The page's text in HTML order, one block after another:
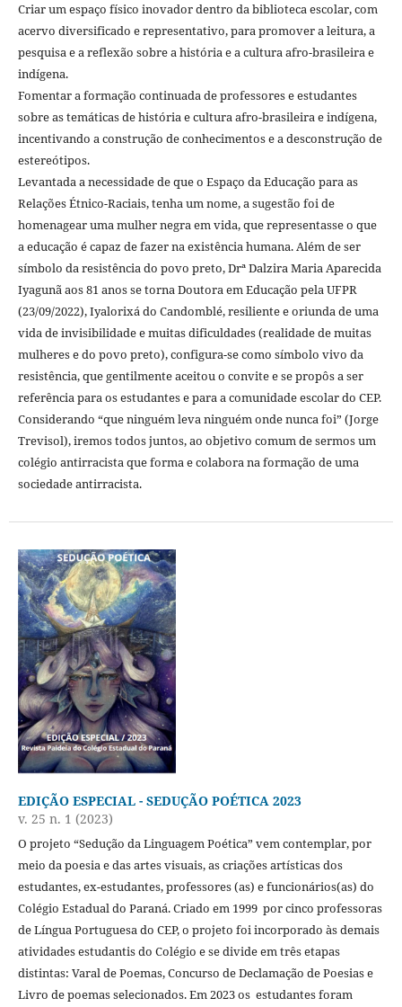
Criar um espaço físico inovador dentro da biblioteca escolar, com
acervo diversificado e representativo, para promover a leitura, a
pesquisa e a reflexão sobre a história e a cultura afro-brasileira e
indígena.
Fomentar a formação continuada de professores e estudantes
sobre as temáticas de história e cultura afro-brasileira e indígena,
incentivando a construção de conhecimentos e a desconstrução de
estereótipos.
Levantada a necessidade de que o Espaço da Educação para as
Relações Étnico-Raciais, tenha um nome, a sugestão foi de
homenagear uma mulher negra em vida, que representasse o que
a educação é capaz de fazer na existência humana. Além de ser
símbolo da resistência do povo preto, Drª Dalzira Maria Aparecida
Iyagunã aos 81 anos se torna Doutora em Educação pela UFPR
(23/09/2022), Iyalorixá do Candomblé, resiliente e oriunda de uma
vida de invisibilidade e muitas dificuldades (realidade de muitas
mulheres e do povo preto), configura-se como símbolo vivo da
resistência, que gentilmente aceitou o convite e se propôs a ser
referência para os estudantes e para a comunidade escolar do CEP.
Considerando “que ninguém leva ninguém onde nunca foi” (Jorge
Trevisol), iremos todos juntos, ao objetivo comum de sermos um
colégio antirracista que forma e colabora na formação de uma
sociedade antirracista.
EDIÇÃO ESPECIAL - SEDUÇÃO POÉTICA 2023
v. 25 n. 1 (2023)
O projeto “Sedução da Linguagem Poética” vem contemplar, por
meio da poesia e das artes visuais, as criações artísticas dos
estudantes, ex-estudantes, professores (as) e funcionários(as) do
Colégio Estadual do Paraná. Criado em 1999 por cinco professoras
de Língua Portuguesa do CEP, o projeto foi incorporado às demais
atividades estudantis do Colégio e se divide em três etapas
distintas: Varal de Poemas, Concurso de Declamação de Poesias e
Livro de poemas selecionados. Em 2023 os estudantes foram